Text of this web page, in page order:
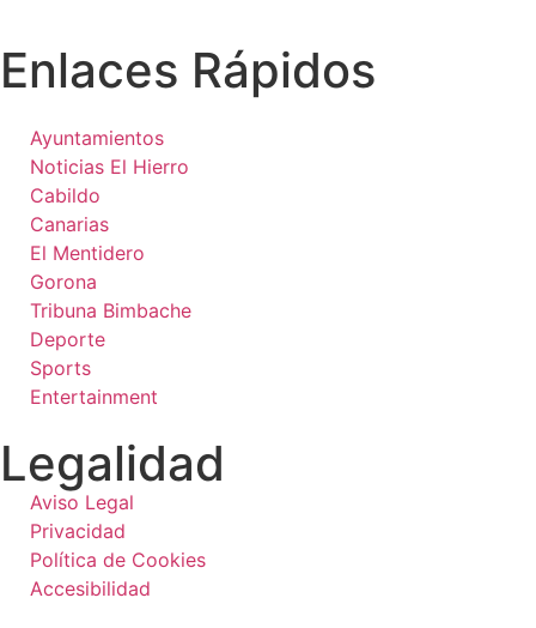
Enlaces Rápidos
Ayuntamientos
Noticias El Hierro
Cabildo
Canarias
El Mentidero
Gorona
Tribuna Bimbache
Deporte
Sports
Entertainment
Legalidad
Aviso Legal
Privacidad
Política de Cookies
Accesibilidad